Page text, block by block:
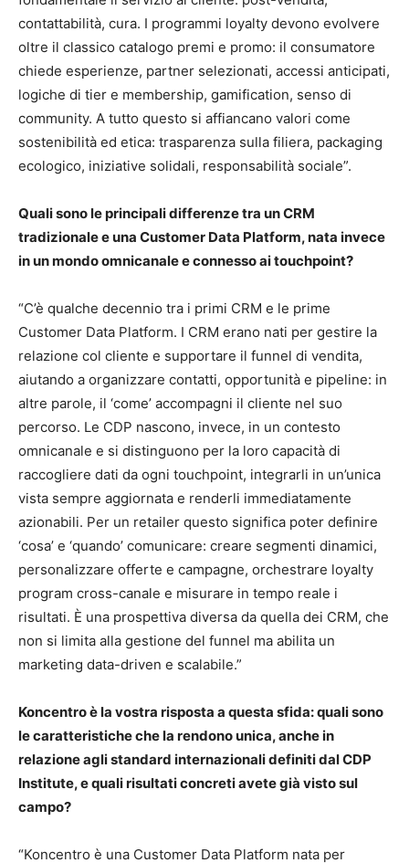
contattabilità, cura. I programmi loyalty devono evolvere
oltre il classico catalogo premi e promo: il consumatore
chiede esperienze, partner selezionati, accessi anticipati,
logiche di tier e membership, gamification, senso di
community. A tutto questo si affiancano valori come
sostenibilità ed etica: trasparenza sulla filiera, packaging
ecologico, iniziative solidali, responsabilità sociale”.
Quali sono le principali differenze tra un CRM
tradizionale e una Customer Data Platform, nata invece
in un mondo omnicanale e connesso ai touchpoint?
“C’è qualche decennio tra i primi CRM e le prime
Customer Data Platform. I CRM erano nati per gestire la
relazione col cliente e supportare il funnel di vendita,
aiutando a organizzare contatti, opportunità e pipeline: in
altre parole, il ‘come’ accompagni il cliente nel suo
percorso. Le CDP nascono, invece, in un contesto
omnicanale e si distinguono per la loro capacità di
raccogliere dati da ogni touchpoint, integrarli in un’unica
vista sempre aggiornata e renderli immediatamente
azionabili. Per un retailer questo significa poter definire
‘cosa’ e ‘quando’ comunicare: creare segmenti dinamici,
personalizzare offerte e campagne, orchestrare loyalty
program cross-canale e misurare in tempo reale i
risultati. È una prospettiva diversa da quella dei CRM, che
non si limita alla gestione del funnel ma abilita un
marketing data-driven e scalabile.”
Koncentro è la vostra risposta a questa sfida: quali sono
le caratteristiche che la rendono unica, anche in
relazione agli standard internazionali definiti dal CDP
Institute, e quali risultati concreti avete già visto sul
campo?
“Koncentro è una Customer Data Platform nata per